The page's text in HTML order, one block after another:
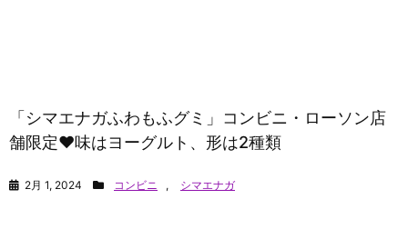
「シマエナガふわもふグミ」コンビニ・ローソン店
舗限定♥味はヨーグルト、形は2種類
2月 1, 2024 コンビニ , シマエナガ